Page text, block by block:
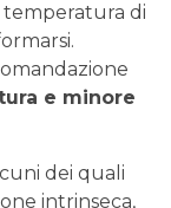
temperatura di
e minore
dei quali
intrinseca,